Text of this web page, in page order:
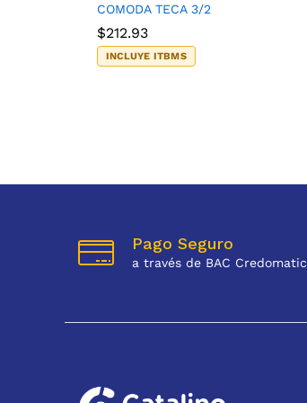
COMODA TECA 3/2
$212.93
INCLUYE ITBMS
Pago Seguro
a través de BAC Credomatic